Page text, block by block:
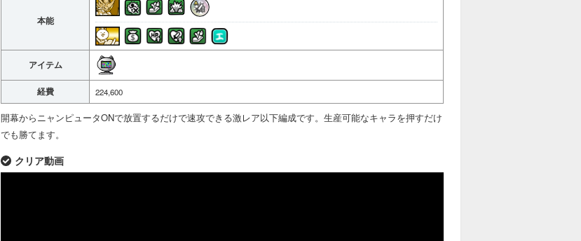
本能
アイテム
経費 224,600
開幕からニャンピュータONで放置するだけで速攻できる激レア以下編成です。生産可能なキャラを押すだけ
でも勝てます。
クリア動画